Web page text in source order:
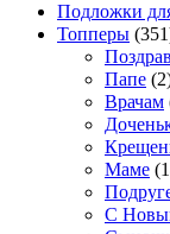
Подложки
Топперы
Папе
Врачам
Маме
С